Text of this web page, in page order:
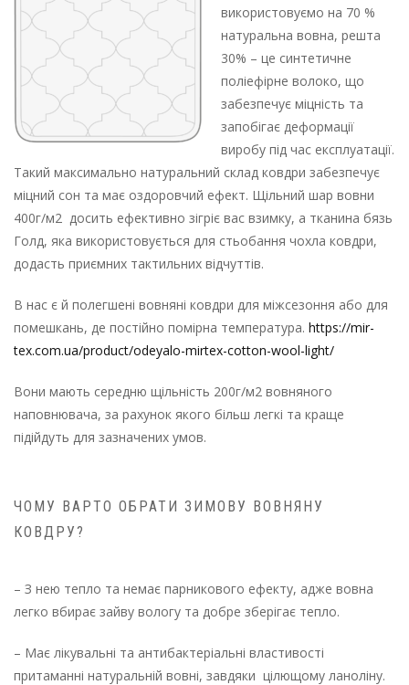
використовуємо на 70 %
натуральна вовна, решта
30% – це синтетичне
поліефірне волоко, що
забезпечує міцність та
запобігає деформації
виробу під час експлуатації.
Такий максимально натуральний склад ковдри забезпечує
міцний сон та має оздоровчий ефект. Щільний шар вовни
400г/м2 досить ефективно зігріє вас взимку, а тканина бязь
Голд, яка використовується для стьобання чохла ковдри,
додасть приємних тактильних відчуттів.
В нас є й полегшені вовняні ковдри для міжсезоння або для
помешкань, де постійно помірна температура. https://mir-
tex.com.ua/product/odeyalo-mirtex-cotton-wool-light/
Вони мають середню щільність 200г/м2 вовняного
наповнювача, за рахунок якого більш легкі та краще
підійдуть для зазначених умов.
ЧОМУ ВАРТО ОБРАТИ ЗИМОВУ ВОВНЯНУ
КОВДРУ?
– З нею тепло та немає парникового ефекту, адже вовна
легко вбирає зайву вологу та добре зберігає тепло.
– Має лікувальні та антибактеріальні властивості
притаманні натуральній вовні, завдяки цілющому ланоліну.